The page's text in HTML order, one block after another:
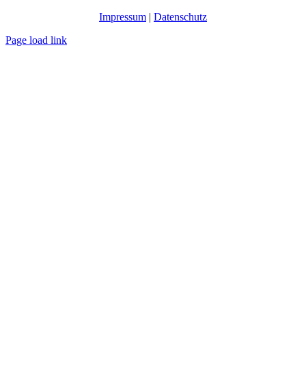
Impressum | Datenschutz
Page load link